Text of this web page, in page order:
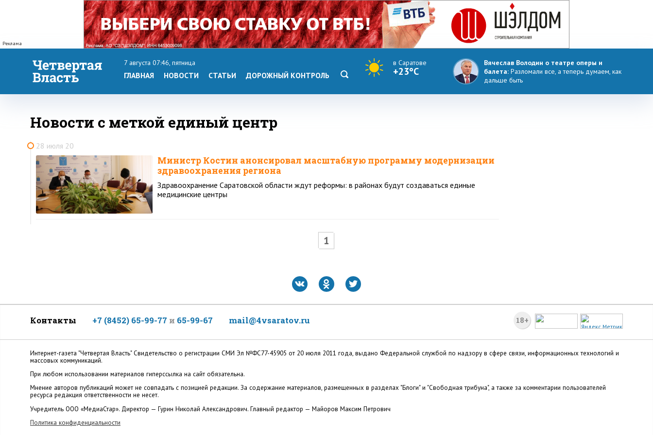
Реклама
7 августа 07:46, пятница
ГЛАВНАЯ НОВОСТИ СТАТЬИ ДОРОЖНЫЙ КОНТРОЛЬ
в Саратове
+23°C
Вячеслав Володин о театре оперы и
балета: Разломали все, а теперь думаем, как
дальше быть
Новости с меткой единый центр
28 июля 20
Министр Костин анонсировал масштабную программу модернизации
здравоохранения региона
Здравоохранение Саратовской области ждут реформы: в районах будут создаваться единые
медицинские центры
1
18+
Контакты +7 (8452) 65-99-77 и 65-99-67 mail@4vsaratov.ru
Интернет-газета "Четвертая Власть" Cвидетельство о регистрации СМИ Эл №ФС77-45905 от 20 июля 2011 года, выдано Федеральной службой по надзору в сфере связи, информационных технологий и
массовых коммуникаций.
При любом использовании материалов гиперссылка на сайт обязательна.
Мнение авторов публикаций может не совпадать с позицией редакции. За содержание материалов, размещенных в разделах "Блоги" и "Свободная трибуна", а также за комментарии пользователей
ресурса редакция ответственности не несет.
Учредитель ООО «МедиаСтар». Директор — Гурин Николай Александрович. Главный редактор — Майоров Максим Петрович
Политика конфиденциальности